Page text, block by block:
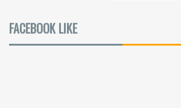
FACEBOOK LIKE